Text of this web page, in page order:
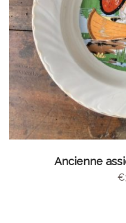
Ancienne
€